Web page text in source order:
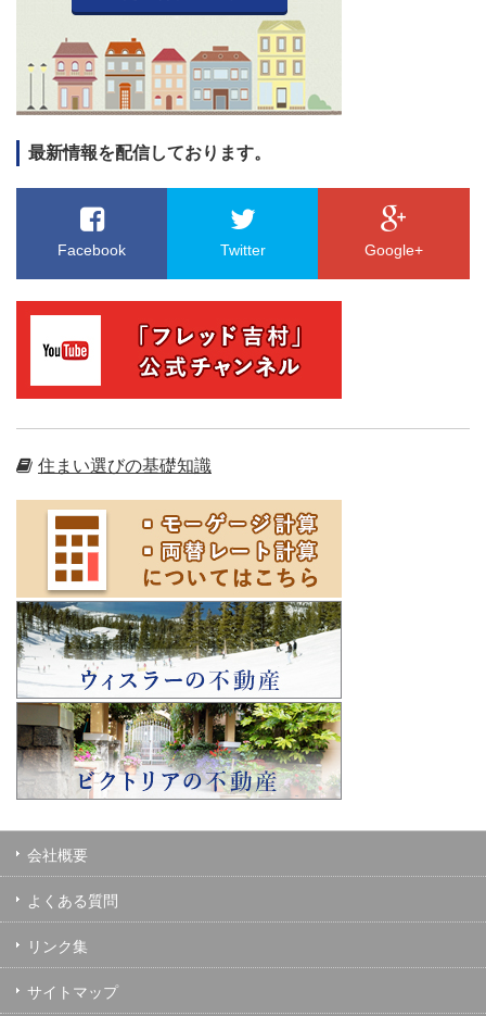
最新情報を配信しております。
Facebook Twitter Google+
住まい選びの基礎知識
会社概要
よくある質問
リンク集
サイトマップ